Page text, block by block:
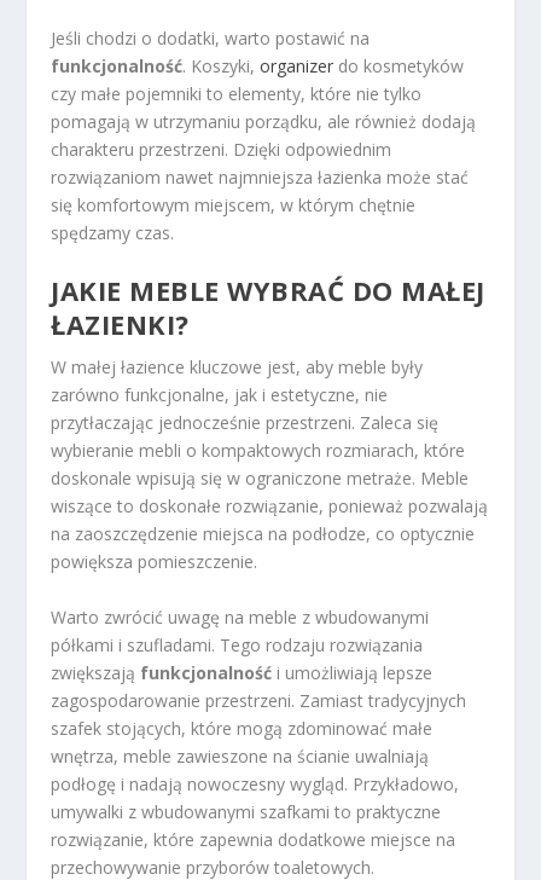
Jeśli chodzi o dodatki, warto postawić na
funkcjonalność. Koszyki,organizer do kosmetyków
czy małe pojemniki to elementy, które nie tylko
pomagają w utrzymaniu porządku, ale również dodają
charakteru przestrzeni. Dzięki odpowiednim
rozwiązaniom nawet najmniejsza łazienka może stać
się komfortowym miejscem, w którym chętnie
spędzamy czas.
JAKIE MEBLE WYBRAĆ DO MAŁEJ
ŁAZIENKI?
W małej łazience kluczowe jest, aby meble były
zarówno funkcjonalne, jak i estetyczne, nie
przytłaczając jednocześnie przestrzeni. Zaleca się
wybieranie mebli o kompaktowych rozmiarach, które
doskonale wpisują się w ograniczone metraże. Meble
wiszące to doskonałe rozwiązanie, ponieważ pozwalają
na zaoszczędzenie miejsca na podłodze, co optycznie
powiększa pomieszczenie.
Warto zwrócić uwagę na meble z wbudowanymi
półkami i szufladami. Tego rodzaju rozwiązania
zwiększają funkcjonalność i umożliwiają lepsze
zagospodarowanie przestrzeni. Zamiast tradycyjnych
szafek stojących, które mogą zdominować małe
wnętrza, meble zawieszone na ścianie uwalniają
podłogę i nadają nowoczesny wygląd. Przykładowo,
umywalki z wbudowanymi szafkami to praktyczne
rozwiązanie, które zapewnia dodatkowe miejsce na
przechowywanie przyborów toaletowych.